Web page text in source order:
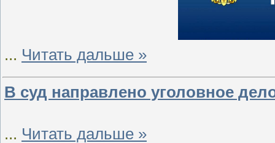
... Читать дальше »
В суд направлено уголовное
... Читать дальше »